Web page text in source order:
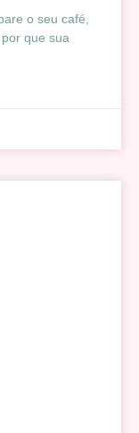
o seu café,
que sua